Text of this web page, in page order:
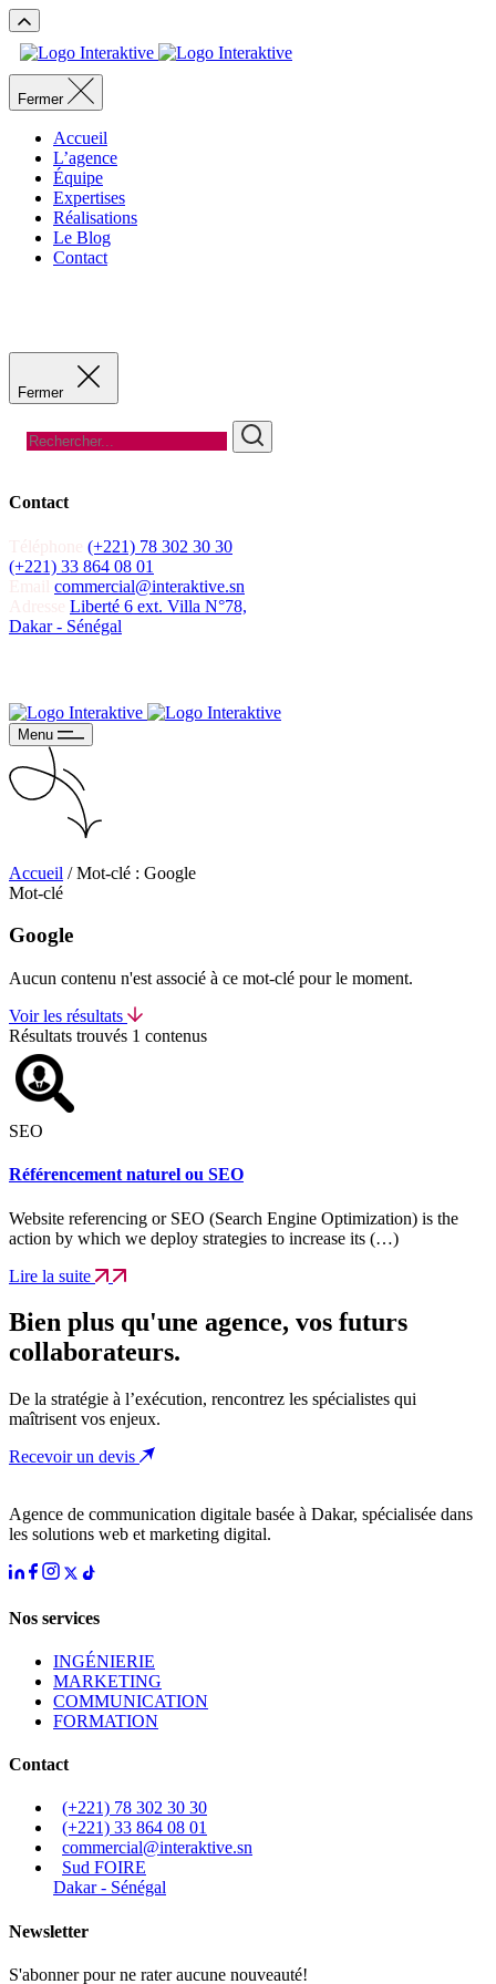
Fermer
Accueil
L’agence
Équipe
Expertises
Réalisations
Le Blog
Contact
Fermer
Contact
(+221) 78 302 30 30
(+221) 33 864 08 01
commercial@interaktive.sn
Liberté 6 ext. Villa N°78,
Dakar - Sénégal
Menu
Accueil / Mot-clé : Google
Mot-clé
Google
Aucun contenu n'est associé à ce mot-clé pour le moment.
Voir les résultats
Résultats trouvés 1 contenus
SEO
Référencement naturel ou SEO
Website referencing or SEO (Search Engine Optimization) is the
action by which we deploy strategies to increase its (…)
Lire la suite
Bien plus qu'une agence, vos futurs
collaborateurs.
De la stratégie à l’exécution, rencontrez les spécialistes qui
maîtrisent vos enjeux.
Recevoir un devis
Agence de communication digitale basée à Dakar, spécialisée dans
les solutions web et marketing digital.
Nos services
INGÉNIERIE
MARKETING
COMMUNICATION
FORMATION
Contact
(+221) 78 302 30 30
(+221) 33 864 08 01
commercial@interaktive.sn
Sud FOIRE
Dakar - Sénégal
Newsletter
S'abonner pour ne rater aucune nouveauté!